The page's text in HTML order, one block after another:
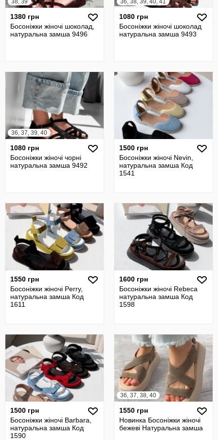
38, 39
1380 грн
Босоніжки жіночі шоколад,
натуральна замша 9496
36, 38, 39, 40, 41
1080 грн
Босоніжки жіночі шоколад
натуральна замша 9493
36, 37, 39, 40
1080 грн
Босоніжки жіночі чорні
натуральна замша 9492
1500 грн
Босоніжки жіночі Nevin,
натуральна замша Код
1541
1550 грн
Босоніжки жіночі Perry,
натуральна замша Код
1611
1600 грн
Босоніжки жіночі Rebeca
натуральна замша Код
1598
1500 грн
Босоніжки жіночі Barbara,
натуральна замша Код
1590
36, 37, 38, 40
1550 грн
Новинка Босоніжки жіночі
бежеві Натуральна замша